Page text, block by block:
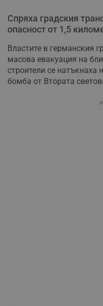
Спряха градския
опасност от 1,5
Властите в германския
масова евакуация на
строители се натъкнаха
бомба от Втората